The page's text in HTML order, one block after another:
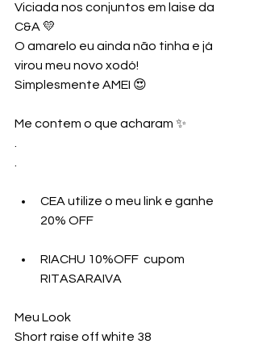
Viciada nos conjuntos em laise da
C&A 💛
O amarelo eu ainda não tinha e já
virou meu novo xodó!
Simplesmente AMEI 😍
Me contem o que acharam ✨
.
.
CEA utilize o meu link e ganhe
20% OFF
RIACHU 10%OFF  cupom
RITASARAIVA
Meu Look
Short raise off white 38